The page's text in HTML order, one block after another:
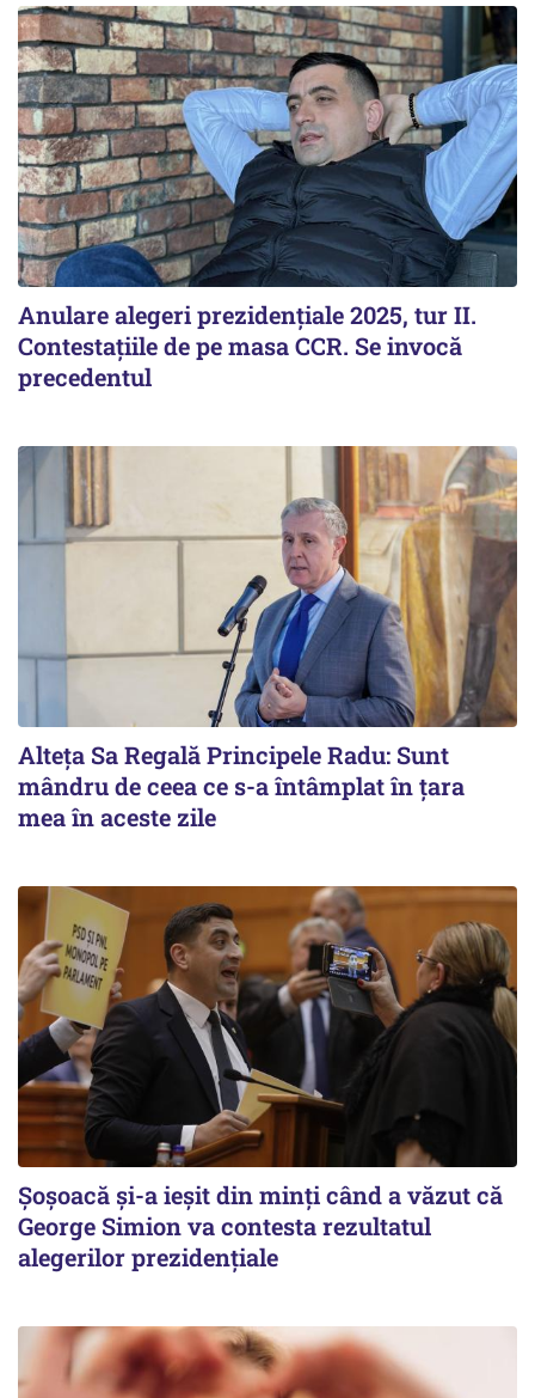
Anulare alegeri prezidențiale 2025, tur II.
Contestațiile de pe masa CCR. Se invocă
precedentul
Alteţa Sa Regală Principele Radu: Sunt
mândru de ceea ce s-a întâmplat în ţara
mea în aceste zile
Șoșoacă și-a ieșit din minți când a văzut că
George Simion va contesta rezultatul
alegerilor prezidențiale